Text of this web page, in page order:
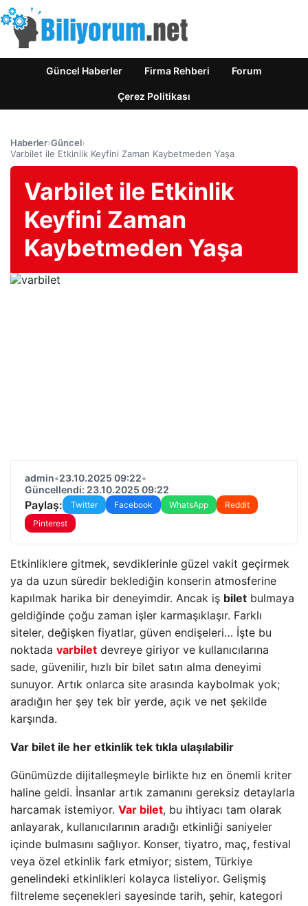
Güncel Haberler Firma Rehberi Forum
Çerez Politikası
Haberler›Güncel›
Varbilet ile Etkinlik Keyfini Zaman Kaybetmeden Yaşa
Varbilet ile Etkinlik
Keyfini Zaman
Kaybetmeden Yaşa
admin•23.10.2025 09:22•
Güncellendi: 23.10.2025 09:22
Paylaş: Twitter Facebook WhatsApp
Reddit
Pinterest
Etkinliklere gitmek, sevdiklerinle güzel vakit geçirmek
ya da uzun süredir beklediğin konserin atmosferine
kapılmak harika bir deneyimdir. Ancak iş bilet bulmaya
geldiğinde çoğu zaman işler karmaşıklaşır. Farklı
siteler, değişken fiyatlar, güven endişeleri… İşte bu
noktada varbilet devreye giriyor ve kullanıcılarına
sade, güvenilir, hızlı bir bilet satın alma deneyimi
sunuyor. Artık onlarca site arasında kaybolmak yok;
aradığın her şey tek bir yerde, açık ve net şekilde
karşında.
Var bilet ile her etkinlik tek tıkla ulaşılabilir
Günümüzde dijitalleşmeyle birlikte hız en önemli kriter
haline geldi. İnsanlar artık zamanını gereksiz detaylarla
harcamak istemiyor. Var bilet, bu ihtiyacı tam olarak
anlayarak, kullanıcılarının aradığı etkinliği saniyeler
içinde bulmasını sağlıyor. Konser, tiyatro, maç, festival
veya özel etkinlik fark etmiyor; sistem, Türkiye
genelindeki etkinlikleri kolayca listeliyor. Gelişmiş
filtreleme seçenekleri sayesinde tarih, şehir, kategori